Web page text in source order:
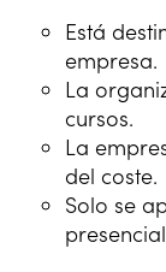
Está
empresa.
La
cursos.
La
del coste.
Solo se